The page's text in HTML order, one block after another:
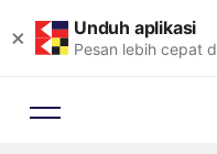
× Unduh aplikasi
Pesan lebih cepat